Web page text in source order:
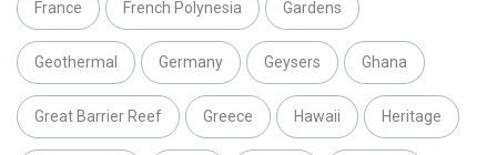
France French Polynesia Gardens
Geothermal Germany Geysers Ghana
Great Barrier Reef Greece Hawaii Heritage